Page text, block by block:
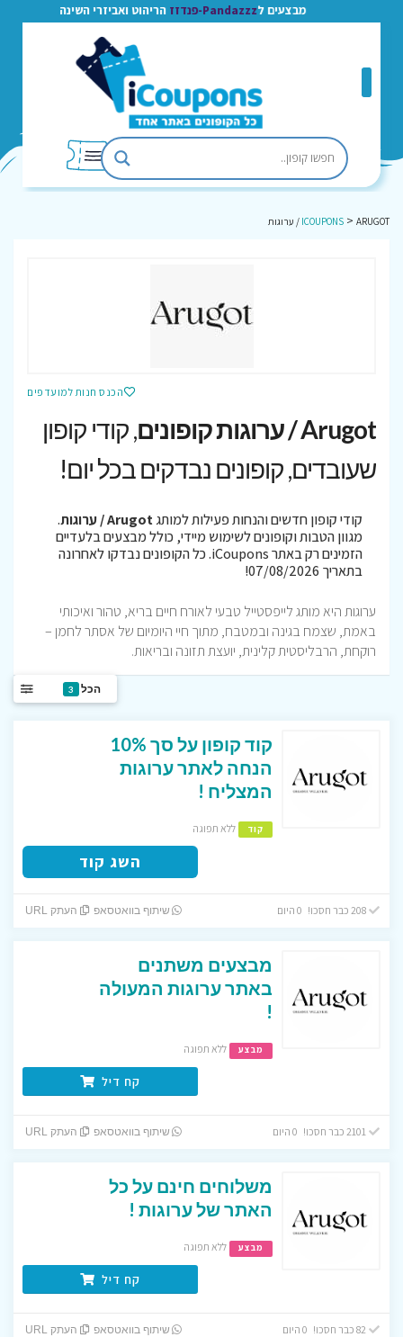
מבצעים ל Pandazzz-פנדזז הריהוט ואביזרי השינה
ICOUPONS > ARUGOT / ערוגות
הכנס חנות למועדפים
Arugot / ערוגות קופונים
, קודי קופון
שעובדים, קופונים נבדקים בכל יום!
קודי קופון חדשים והנחות פעילות למותגArugot / ערוגות
.
מגוון הטבות וקופונים לשימוש מיידי, כולל מבצעים בלעדיים
הזמינים רק באתר iCoupons. כל הקופונים נבדקו לאחרונה
בתאריך 07/08/2026!
ערוגות היא מותג לייפסטייל טבעי לאורח חיים בריא, טהור ואיכותי
באמת, שצמח בגינה ובמטבח, מתוך חיי היומיום של אסתר לחמן –
רוקחת, הרבליסטית קלינית, יועצת תזונה ובריאות.
הכל 3
קוד קופון על סך 10%
הנחה לאתר ערוגות
המצליח !
קוד ללא תפוגה
השג קוד
208 כבר חסכו! 0 היום שיתוף בוואטסאפ העתק URL
מבצעים משתנים
באתר ערוגות המעולה
!
מבצע ללא תפוגה
קח דיל
שיתוף בוואטסאפ העתק URL
משלוחים חינם על כל
האתר של ערוגות !
מבצע ללא תפוגה
קח דיל
שיתוף בוואטסאפ העתק URL